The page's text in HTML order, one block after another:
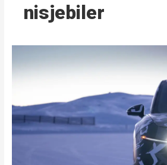
nisjebiler